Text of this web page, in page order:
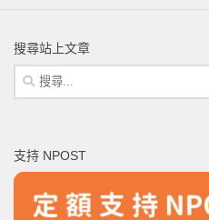
搜尋站上文章
搜
尋
字:
支持 NPOST